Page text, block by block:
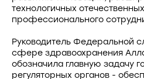
технологичных
профессионального
Руководитель Федеральной
сфере здравоохранения
обозначила главную задачу
регуляторных органов -